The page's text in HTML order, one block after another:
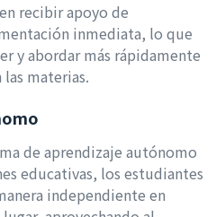
recibir apoyo de
inmediata, lo que
y abordar más rápidamente
materias.
de aprendizaje autónomo
educativas, los estudiantes
independiente en